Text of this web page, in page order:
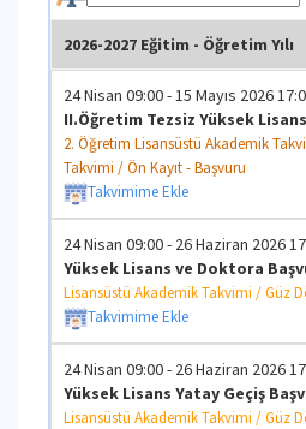
Kazananlardan
Asile Çıkan
Lisans Önkayıt
Takvimi
17 Ağustos 09:00 - 26
İTÜ İçi Yatay Geçiş,
Başvuruları
Lisans Yatay Geçiş,
Geçiş, Çap, Yandal ve
2026-2027 Eğitim - Öğretim Yılı
24 Nisan 09:00 - 15 Mayıs 2026
II.Öğretim Tezsiz Yüksek
2. Öğretim Lisansüstü Akademik
Takvimi / Ön Kayıt - Başvuru
Takvimime Ekle
24 Nisan 09:00 - 26 Haziran 2026
Yüksek Lisans ve Doktora
Lisansüstü Akademik Takvimi / Güz
Takvimime Ekle
24 Nisan 09:00 - 26 Haziran 2026
Yüksek Lisans Yatay Geçiş
Lisansüstü Akademik Takvimi / Güz